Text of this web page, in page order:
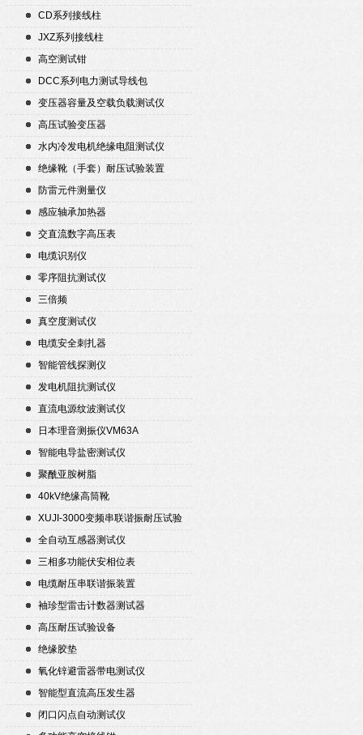
CD系列接线柱
JXZ系列接线柱
高空测试钳
DCC系列电力测试导线包
变压器容量及空载负载测试仪
高压试验变压器
水内冷发电机绝缘电阻测试仪
绝缘靴（手套）耐压试验装置
防雷元件测量仪
感应轴承加热器
交直流数字高压表
电缆识别仪
零序阻抗测试仪
三倍频
真空度测试仪
电缆安全刺扎器
智能管线探测仪
发电机阻抗测试仪
直流电源纹波测试仪
日本理音测振仪VM63A
智能电导盐密测试仪
聚酰亚胺树脂
40kV绝缘高筒靴
XUJI-3000变频串联谐振耐压试验
装置
全自动互感器测试仪
三相多功能伏安相位表
电缆耐压串联谐振装置
袖珍型雷击计数器测试器
高压耐压试验设备
绝缘胶垫
氧化锌避雷器带电测试仪
智能型直流高压发生器
闭口闪点自动测试仪